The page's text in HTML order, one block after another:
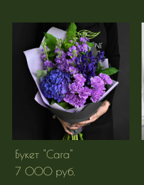
Букет "Сага"
7 000 pуб.